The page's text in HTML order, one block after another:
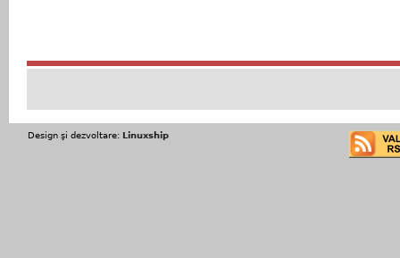
Design şi dezvoltare: Linuxship